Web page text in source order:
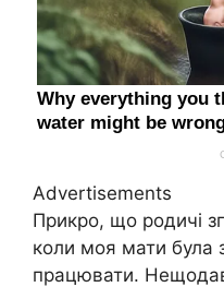
Advertisements
Прикро, що родичі
коли моя мати була
працювати.